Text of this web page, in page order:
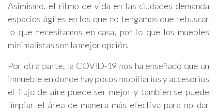
Asimismo, el ritmo de vida en las ciudades demanda
espacios ágiles en los que no tengamos que rebuscar
lo que necesitamos en casa, por lo que los muebles
minimalistas son la mejor opción.
Por otra parte, la COVID-19 nos ha enseñado que un
inmueble en donde hay pocos mobiliarios y accesorios
el flujo de aire puede ser mejor y también se puede
limpiar el área de manera más efectiva para no dar